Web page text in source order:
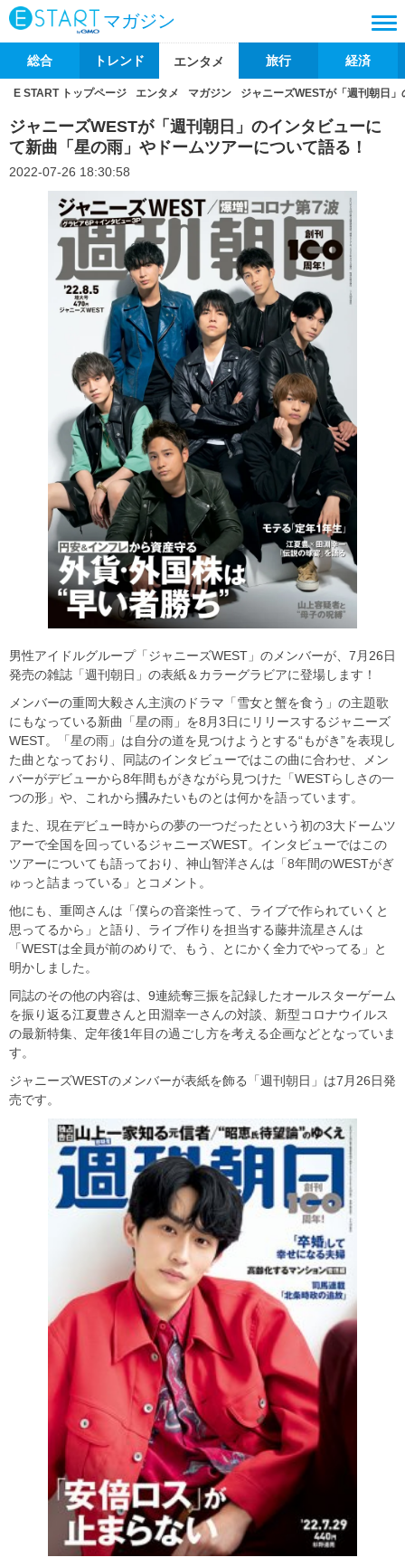
マガジン
総合 トレンド エンタメ 旅行 経済
E START トップページ エンタメ マガジン ジャニーズWESTが「週刊朝日
ジャニーズWESTが「週刊朝日」のインタビューに
て新曲「星の雨」やドームツアーについて語る！
2022-07-26 18:30:58
男性アイドルグループ「ジャニーズWEST」のメンバーが、7月26日
発売の雑誌「週刊朝日」の表紙＆カラーグラビアに登場します！
メンバーの重岡大毅さん主演のドラマ「雪女と蟹を食う」の主題歌
にもなっている新曲「星の雨」を8月3日にリリースするジャニーズ
WEST。「星の雨」は自分の道を見つけようとする“もがき”を表現し
た曲となっており、同誌のインタビューではこの曲に合わせ、メン
バーがデビューから8年間もがきながら見つけた「WESTらしさの一
つの形」や、これから摑みたいものとは何かを語っています。
また、現在デビュー時からの夢の一つだったという初の3大ドームツ
アーで全国を回っているジャニーズWEST。インタビューではこの
ツアーについても語っており、神山智洋さんは「8年間のWESTがぎ
ゅっと詰まっている」とコメント。
他にも、重岡さんは「僕らの音楽性って、ライブで作られていくと
思ってるから」と語り、ライブ作りを担当する藤井流星さんは
「WESTは全員が前のめりで、もう、とにかく全力でやってる」と
明かしました。
同誌のその他の内容は、9連続奪三振を記録したオールスターゲーム
を振り返る江夏豊さんと田淵幸一さんの対談、新型コロナウイルス
の最新特集、定年後1年目の過ごし方を考える企画などとなっていま
す。
ジャニーズWESTのメンバーが表紙を飾る「週刊朝日」は7月26日発
売です。